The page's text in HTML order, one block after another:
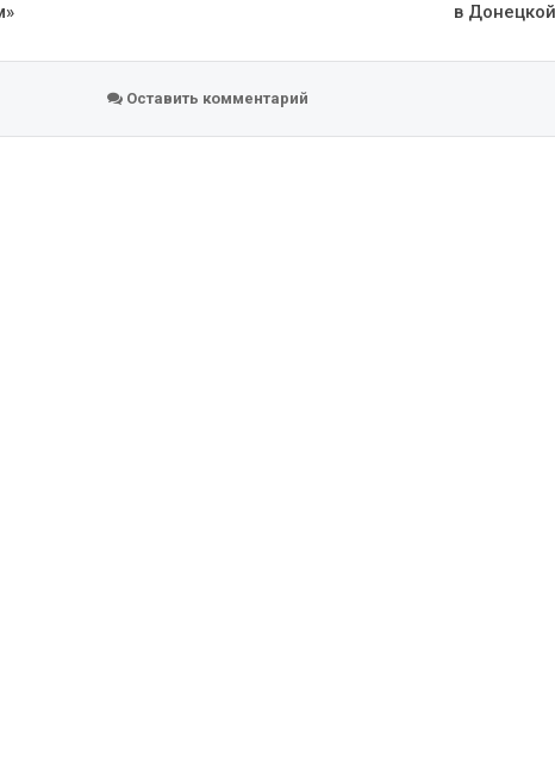
в
Оставить комментарий